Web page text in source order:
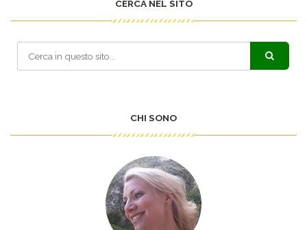
CERCA NEL SITO
CHI SONO